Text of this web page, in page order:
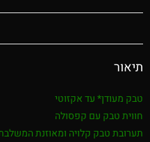
תיאור
טבק מעודן* עד אקזוטי
חווית טבק עם קפסולה
תערובת טבק קלויה ומאוזנת